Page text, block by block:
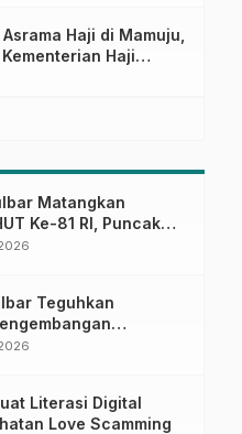
Haji di Mamuju,
Haji
Matangkan
Ke-81 RI, Puncak
Ahmad
Teguhkan
melalui
Literasi Digital
Love Scamming